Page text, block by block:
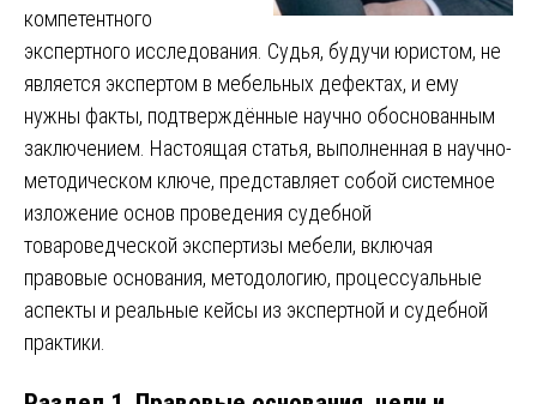
компетентного
экспертного исследования. Судья, будучи юристом, не
является экспертом в мебельных дефектах, и ему
нужны факты, подтверждённые научно обоснованным
заключением. Настоящая статья, выполненная в научно-
методическом ключе, представляет собой системное
изложение основ проведения судебной
товароведческой экспертизы мебели, включая
правовые основания, методологию, процессуальные
аспекты и реальные кейсы из экспертной и судебной
практики.